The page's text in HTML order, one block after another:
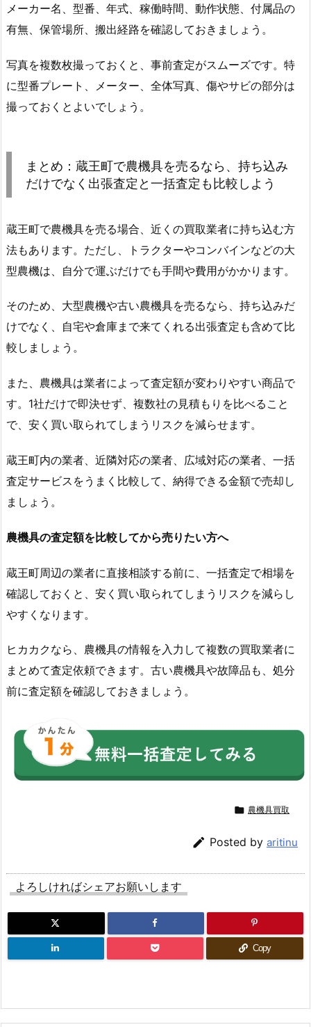
メーカー名、型番、年式、稼働時間、動作状態、付属品の
有無、保管場所、搬出経路を確認しておきましょう。
写真を複数枚撮っておくと、事前査定がスムーズです。特
に型番プレート、メーター、全体写真、傷やサビの部分は
撮っておくとよいでしょう。
まとめ：蔵王町で農機具を売るなら、持ち込み
だけでなく出張査定と一括査定も比較しよう
蔵王町で農機具を売る場合、近くの買取業者に持ち込む方
法もあります。ただし、トラクターやコンバインなどの大
型農機は、自分で運ぶだけでも手間や費用がかかります。
そのため、大型農機や古い農機具を売るなら、持ち込みだ
けでなく、自宅や倉庫まで来てくれる出張査定も含めて比
較しましょう。
また、農機具は業者によって査定額が変わりやすい商品で
す。1社だけで即決せず、複数社の見積もりを比べること
で、安く買い取られてしまうリスクを減らせます。
蔵王町内の業者、近隣対応の業者、広域対応の業者、一括
査定サービスをうまく比較して、納得できる金額で売却し
ましょう。
農機具の査定額を比較してから売りたい方へ
蔵王町周辺の業者に直接相談する前に、一括査定で相場を
確認しておくと、安く買い取られてしまうリスクを減らし
やすくなります。
ヒカカクなら、農機具の情報を入力して複数の買取業者に
まとめて査定依頼できます。古い農機具や故障品も、処分
前に査定額を確認しておきましょう。
 農機具買取
 Posted by aritinu
よろしければシェアお願いします
Copy